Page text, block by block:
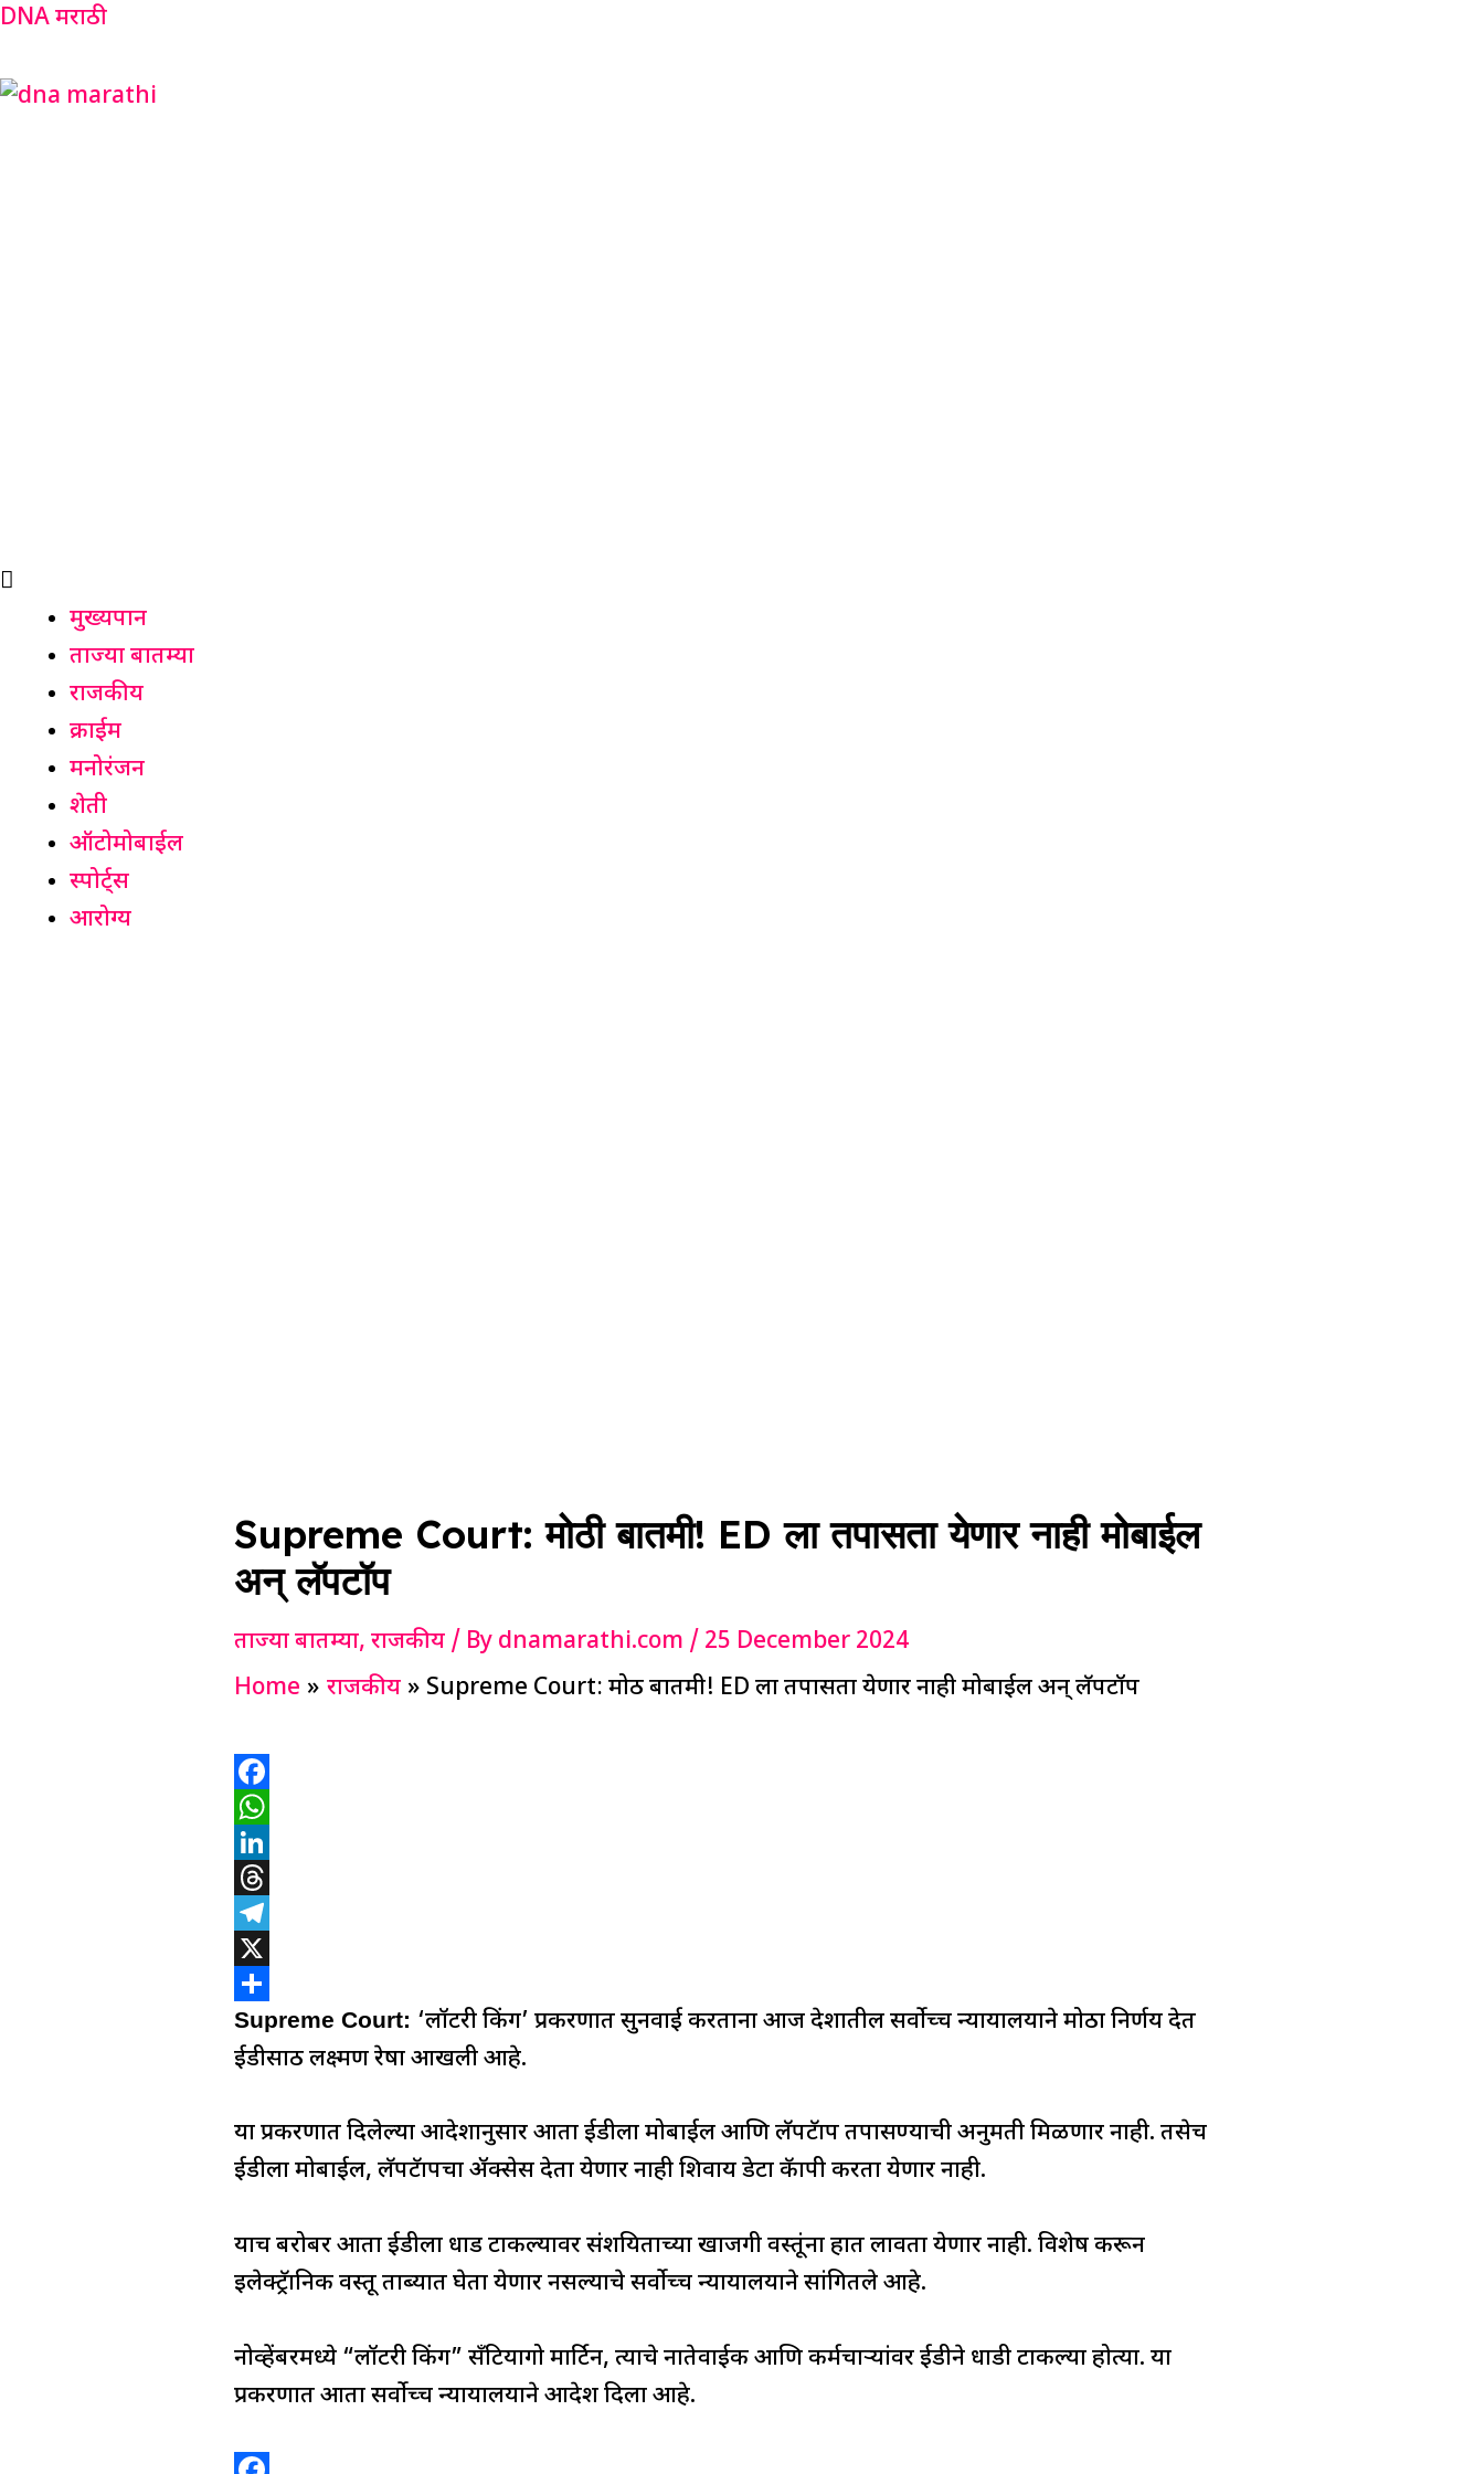
Skip
content
DNA मराठी
Menu
मुख्यपान
ताज्या बातम्या
राजकीय
क्राईम
मनोरंजन
शेती
ऑटोमोबाईल
स्पोर्ट्स
आरोग्य
Supreme Court: मोठी बातमी! ED ला तपासता येणार नाही मोबाईल
अन् लॅपटॉप
ताज्या बातम्या,राजकीय / By dnamarathi.com / 25 December 2024
Home
राजकीय Supreme Court: मोठी बातमी! ED ला तपासता येणार नाही मोबाईल अन् लॅपटॉप
F
a
c
e
b
o
o
k
W
h
a
t
s
A
p
L
i
n
k
e
d
n
T
h
r
e
a
s
T
e
l
e
r
a
X
S
h
r
e
Supreme Court: ‘लॉटरी किंग’ प्रकरणात सुनवाई करताना आज देशातील सर्वोच्च न्यायालयाने मोठा निर्णय देत
ईडीसाठी लक्ष्मण रेषा आखली आहे.
या प्रकरणात दिलेल्या आदेशानुसार आता ईडीला मोबाईल आणि लॅपटॅाप तपासण्याची अनुमती मिळणार नाही. तसेच
ईडीला मोबाईल, लॅपटॅापचा ॲक्सेस देता येणार नाही शिवाय डेटा कॅापी करता येणार नाही.
याच बरोबर आता ईडीला धाड टाकल्यावर संशयिताच्या खाजगी वस्तूंना हात लावता येणार नाही. विशेष करून
इलेक्ट्रॅानिक वस्तू ताब्यात घेता येणार नसल्याचे सर्वोच्च न्यायालयाने सांगितले आहे.
नोव्हेंबरमध्ये “लॉटरी किंग” सँटियागो मार्टिन, त्याचे नातेवाईक आणि कर्मचाऱ्यांवर ईडीने धाडी टाकल्या होत्या. या
प्रकरणात आता सर्वोच्च न्यायालयाने आदेश दिला आहे.